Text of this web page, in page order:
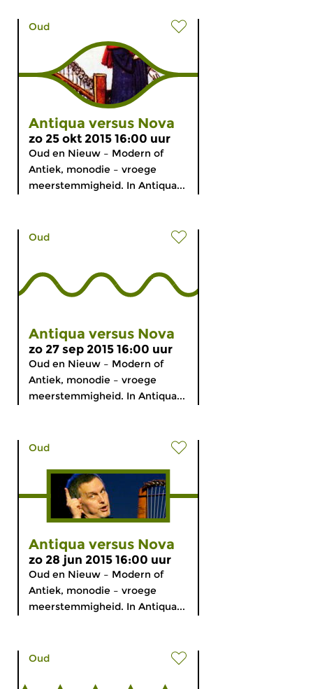
Oud
Antiqua versus Nova
zo 25 okt 2015 16:00 uur
Oud en Nieuw – Modern of
Antiek, monodie – vroege
meerstemmigheid. In Antiqua...
Oud
Antiqua versus Nova
zo 27 sep 2015 16:00 uur
Oud en Nieuw – Modern of
Antiek, monodie – vroege
meerstemmigheid. In Antiqua...
Oud
Antiqua versus Nova
zo 28 jun 2015 16:00 uur
Oud en Nieuw – Modern of
Antiek, monodie – vroege
meerstemmigheid. In Antiqua...
Oud